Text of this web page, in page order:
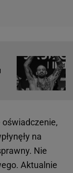
na
Nie
Aktualnie